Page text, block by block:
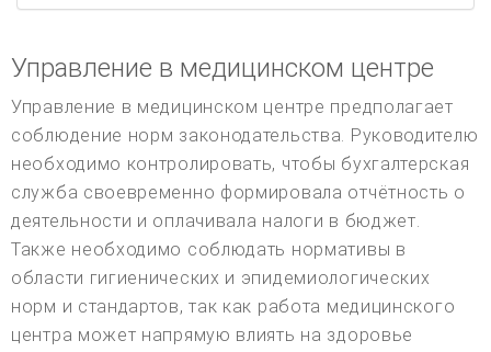
Управление в медицинском центре
Управление в медицинском центре предполагает
соблюдение норм законодательства. Руководителю
необходимо контролировать, чтобы бухгалтерская
служба своевременно формировала отчётность о
деятельности и оплачивала налоги в бюджет.
Также необходимо соблюдать нормативы в
области гигиенических и эпидемиологических
норм и стандартов, так как работа медицинского
центра может напрямую влиять на здоровье